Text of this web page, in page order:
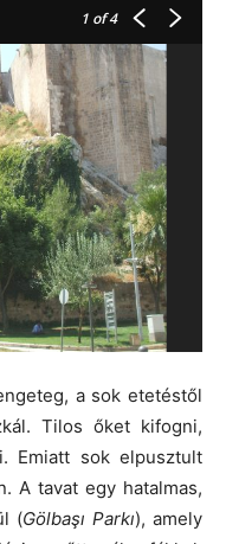
1 of 4
a sok etetéstől
Tilos őket kifogni,
Emiatt sok elpusztult
A tavat egy hatalmas,
(Gölbaşı Parkı), amely